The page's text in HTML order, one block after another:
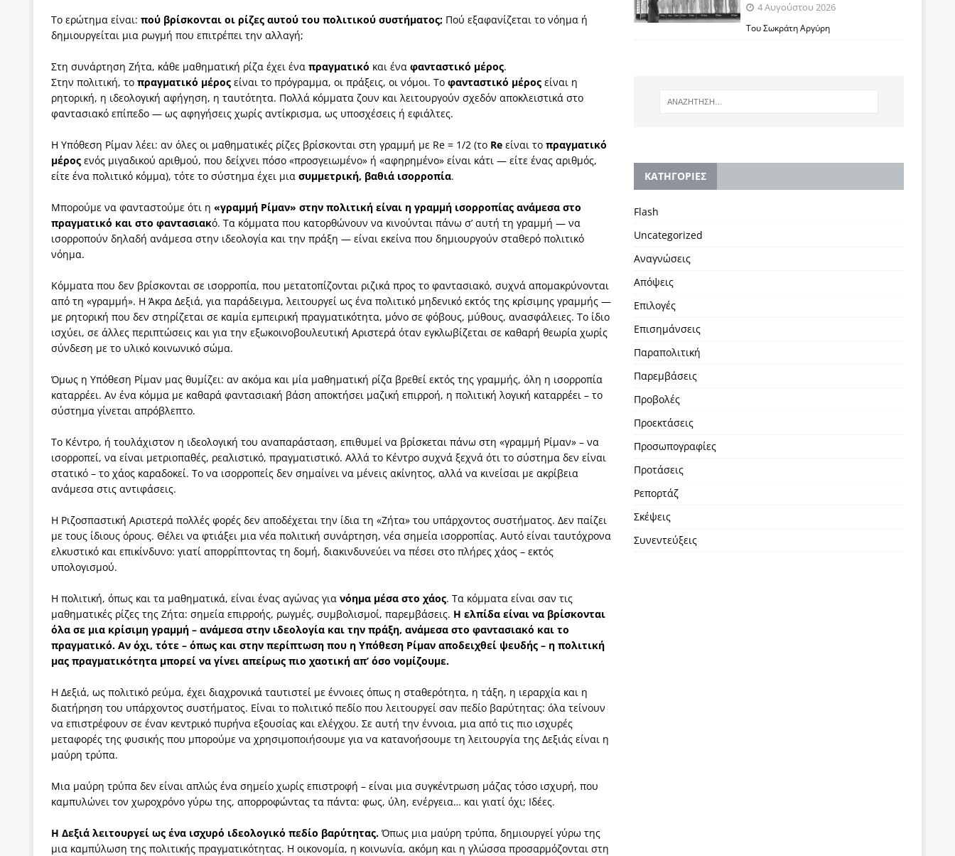
Το ερώτημα είναι: πού βρίσκονται οι ρίζες αυτού του πολιτικού συστήματος; Πού εξαφανίζεται το νόημα ή
δημιουργείται μια ρωγμή που επιτρέπει την αλλαγή;
Στη συνάρτηση Ζήτα, κάθε μαθηματική ρίζα έχει ένα πραγματικό και ένα φανταστικό μέρος.
Στην πολιτική, το πραγματικό μέρος είναι το πρόγραμμα, οι πράξεις, οι νόμοι. Το φανταστικό μέρος είναι η
ρητορική, η ιδεολογική αφήγηση, η ταυτότητα. Πολλά κόμματα ζουν και λειτουργούν σχεδόν αποκλειστικά στο
φαντασιακό επίπεδο — ως αφηγήσεις χωρίς αντίκρισμα, ως υποσχέσεις ή εφιάλτες.
Η Υπόθεση Ρίμαν λέει: αν όλες οι μαθηματικές ρίζες βρίσκονται στη γραμμή με Re = 1/2 (το Re είναι το πραγματικό
μέρος ενός μιγαδικού αριθμού, που δείχνει πόσο «προσγειωμένο» ή «αφηρημένο» είναι κάτι — είτε ένας αριθμός,
είτε ένα πολιτικό κόμμα), τότε το σύστημα έχει μια συμμετρική, βαθιά ισορροπία.
Μπορούμε να φανταστούμε ότι η «γραμμή Ρίμαν» στην πολιτική είναι η γραμμή ισορροπίας ανάμεσα στο
πραγματικό και στο φαντασιακό. Τα κόμματα που κατορθώνουν να κινούνται πάνω σ’ αυτή τη γραμμή — να
ισορροπούν δηλαδή ανάμεσα στην ιδεολογία και την πράξη — είναι εκείνα που δημιουργούν σταθερό πολιτικό
νόημα.
Κόμματα που δεν βρίσκονται σε ισορροπία, που μετατοπίζονται ριζικά προς το φαντασιακό, συχνά απομακρύνονται
από τη «γραμμή». Η Άκρα Δεξιά, για παράδειγμα, λειτουργεί ως ένα πολιτικό μηδενικό εκτός της κρίσιμης γραμμής —
με ρητορική που δεν στηρίζεται σε καμία εμπειρική πραγματικότητα, μόνο σε φόβους, μύθους, ανασφάλειες. Το ίδιο
ισχύει, σε άλλες περιπτώσεις και για την εξωκοινοβουλευτική Αριστερά όταν εγκλωβίζεται σε καθαρή θεωρία χωρίς
σύνδεση με το υλικό κοινωνικό σώμα.
Όμως η Υπόθεση Ρίμαν μας θυμίζει: αν ακόμα και μία μαθηματική ρίζα βρεθεί εκτός της γραμμής, όλη η ισορροπία
καταρρέει. Αν ένα κόμμα με καθαρά φαντασιακή βάση αποκτήσει μαζική επιρροή, η πολιτική λογική καταρρέει – το
σύστημα γίνεται απρόβλεπτο.
Το Κέντρο, ή τουλάχιστον η ιδεολογική του αναπαράσταση, επιθυμεί να βρίσκεται πάνω στη «γραμμή Ρίμαν» – να
ισορροπεί, να είναι μετριοπαθές, ρεαλιστικό, πραγματιστικό. Αλλά το Κέντρο συχνά ξεχνά ότι το σύστημα δεν είναι
στατικό – το χάος καραδοκεί. Το να ισορροπείς δεν σημαίνει να μένεις ακίνητος, αλλά να κινείσαι με ακρίβεια
ανάμεσα στις αντιφάσεις.
Η Ριζοσπαστική Αριστερά πολλές φορές δεν αποδέχεται την ίδια τη «Ζήτα» του υπάρχοντος συστήματος. Δεν παίζει
με τους ίδιους όρους. Θέλει να φτιάξει μια νέα πολιτική συνάρτηση, νέα σημεία ισορροπίας. Αυτό είναι ταυτόχρονα
ελκυστικό και επικίνδυνο: γιατί απορρίπτοντας τη δομή, διακινδυνεύει να πέσει στο πλήρες χάος – εκτός
υπολογισμού.
Η πολιτική, όπως και τα μαθηματικά, είναι ένας αγώνας για νόημα μέσα στο χάος. Τα κόμματα είναι σαν τις
μαθηματικές ρίζες της Ζήτα: σημεία επιρροής, ρωγμές, συμβολισμοί, παρεμβάσεις. Η ελπίδα είναι να βρίσκονται
όλα σε μια κρίσιμη γραμμή – ανάμεσα στην ιδεολογία και την πράξη, ανάμεσα στο φαντασιακό και το
πραγματικό. Αν όχι, τότε – όπως και στην περίπτωση που η Υπόθεση Ρίμαν αποδειχθεί ψευδής – η πολιτική
μας πραγματικότητα μπορεί να γίνει απείρως πιο χαοτική απ’ όσο νομίζουμε.
Η Δεξιά, ως πολιτικό ρεύμα, έχει διαχρονικά ταυτιστεί με έννοιες όπως η σταθερότητα, η τάξη, η ιεραρχία και η
διατήρηση του υπάρχοντος συστήματος. Είναι το πολιτικό πεδίο που λειτουργεί σαν πεδίο βαρύτητας: όλα τείνουν
να επιστρέφουν σε έναν κεντρικό πυρήνα εξουσίας και ελέγχου. Σε αυτή την έννοια, μια από τις πιο ισχυρές
μεταφορές της φυσικής που μπορούμε να χρησιμοποιήσουμε για να κατανοήσουμε τη λειτουργία της Δεξιάς είναι η
μαύρη τρύπα.
Μια μαύρη τρύπα δεν είναι απλώς ένα σημείο χωρίς επιστροφή – είναι μια συγκέντρωση μάζας τόσο ισχυρή, που
καμπυλώνει τον χωροχρόνο γύρω της, απορροφώντας τα πάντα: φως, ύλη, ενέργεια… και γιατί όχι; Ιδέες.
Η Δεξιά λειτουργεί ως ένα ισχυρό ιδεολογικό πεδίο βαρύτητας. Όπως μια μαύρη τρύπα, δημιουργεί γύρω της
μια καμπύλωση της πολιτικής πραγματικότητας. Η οικονομία, η κοινωνία, ακόμη και η γλώσσα προσαρμόζονται στη
4 Αυγούστου 2026
Του Σωκράτη Αργύρη
KΑΤΗΓΟΡΙΕΣ
Flash
Uncategorized
Αναγνώσεις
Απόψεις
Επιλογές
Επισημάνσεις
Παραπολιτική
Παρεμβάσεις
Προβολές
Προεκτάσεις
Προσωπογραφίες
Προτάσεις
Ρεπορτάζ
Σκέψεις
Συνεντεύξεις